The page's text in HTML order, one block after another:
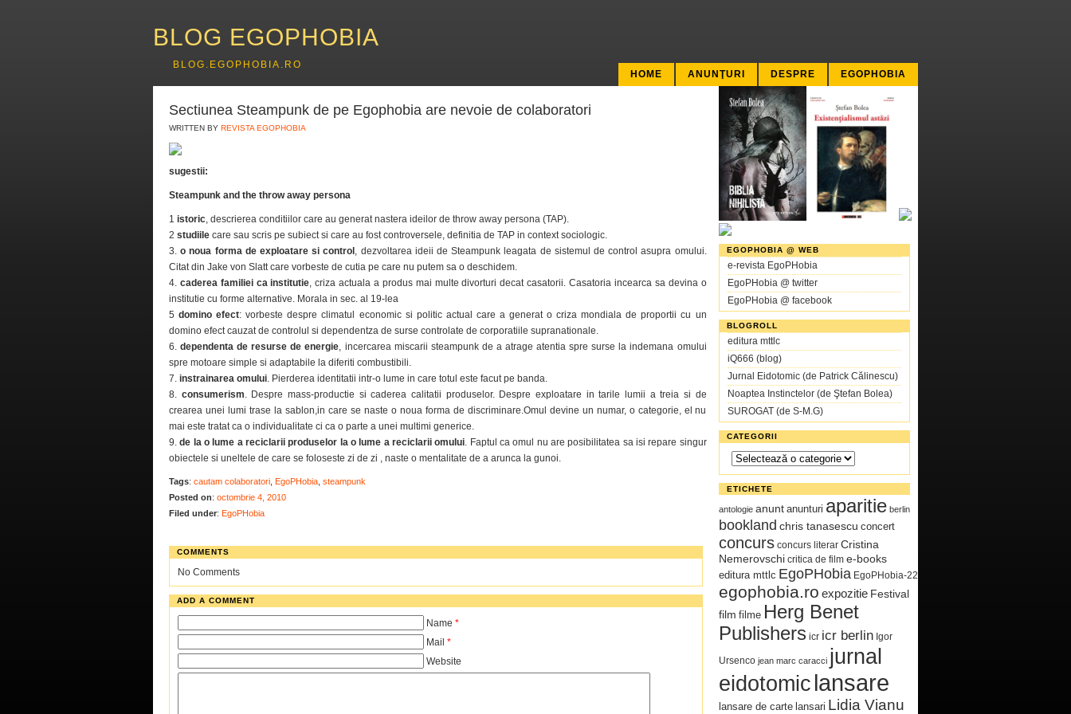
BLOG EGOPHOBIA
BLOG.EGOPHOBIA.RO
HOME
ANUNŢURI DESPRE EGOPHOBIA
Sectiunea Steampunk de pe Egophobia are nevoie de colaboratori
WRITTEN BY REVISTA EGOPHOBIA
sugestii:
Steampunk and the throw away persona
1 istoric, descrierea conditiilor care au generat nastera ideilor de throw away persona (TAP).
2 studiile care sau scris pe subiect si care au fost controversele, definitia de TAP in context sociologic.
3.o noua forma de exploatare si control , dezvoltarea ideii de Steampunk leagata de sistemul de control asupra omului.
Citat din Jake von Slatt care vorbeste de cutia pe care nu putem sa o deschidem.
4. caderea familiei ca institutie, criza actuala a produs mai multe divorturi decat casatorii. Casatoria incearca sa devina o
institutie cu forme alternative. Morala in sec. al 19-lea
5domino efect: vorbeste despre climatul economic si politic actual care a generat o criza mondiala de proportii cu un
domino efect cauzat de controlul si dependentza de surse controlate de corporatiile supranationale.
6.dependenta de resurse de energie, incercarea miscarii steampunk de a atrage atentia spre surse la indemana omului
spre motoare simple si adaptabile la diferiti combustibili.
7. instrainarea omului. Pierderea identitatii intr-o lume in care totul este facut pe banda.
8. consumerism. Despre mass-productie si caderea calitatii produselor. Despre exploatare in tarile lumii a treia si de
crearea unei lumi trase la sablon,in care se naste o noua forma de discriminare.Omul devine un numar, o categorie, el nu
mai este tratat ca o individualitate ci ca o parte a unei multimi generice.
9.de la o lume a reciclarii produselor la o lume a reciclarii omului. Faptul ca omul nu are posibilitatea sa isi repare singur
obiectele si uneltele de care se foloseste zi de zi , naste o mentalitate de a arunca la gunoi.
Tags: cautam colaboratori EgoPHobia steampunk
Posted on: octombrie 4, 2010
Filed under: EgoPHobia
COMMENTS
No Comments
ADD A COMMENT
Name *
Mail *
Website
EGOPHOBIA @ WEB
e-revista EgoPHobia
EgoPHobia @ twitter
EgoPHobia @ facebook
BLOGROLL
editura mttlc
iQ666 (blog)
Jurnal Eidotomic (de Patrick Călinescu)
Noaptea Instinctelor (de Ştefan Bolea)
SUROGAT (de S-M.G)
CATEGORII
Categorii
ETICHETE
antologie anunt anunturi aparitie berlin
bookland chris tanasescu concert
concurs concurs literar Cristina
Nemerovschi critica de film e-books
editura mttlc EgoPHobia EgoPHobia-22
egophobia.ro expozitie Festival
film filme Herg Benet
Publishers icr icr berlin Igor
Ursenco jean marc caracci jurnal
eidotomic lansare
lansare de carte lansari Lidia Vianu